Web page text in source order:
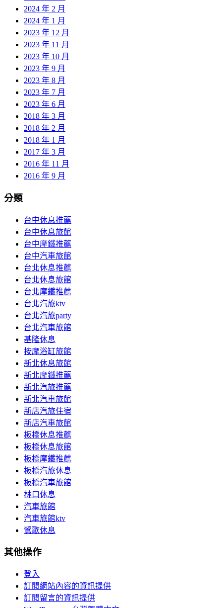
2024 年 2 月
2024 年 1 月
2023 年 12 月
2023 年 11 月
2023 年 10 月
2023 年 9 月
2023 年 8 月
2023 年 7 月
2023 年 6 月
2018 年 3 月
2018 年 2 月
2018 年 1 月
2017 年 3 月
2016 年 11 月
2016 年 9 月
分類
台中休息推薦
台中休息旅館
台中摩鐵推薦
台中汽車旅館
台北休息推薦
台北休息旅館
台北摩鐵推薦
台北汽旅ktv
台北汽旅party
台北汽車旅館
基隆休息
按摩浴缸旅館
新北休息旅館
新北摩鐵推薦
新北汽旅推薦
新北汽車旅館
新店汽旅住宿
新店汽車旅館
板橋休息推薦
板橋休息旅館
板橋摩鐵推薦
板橋汽旅休息
板橋汽車旅館
林口休息
汽車旅館
汽車旅館ktv
鶯歌休息
其他操作
登入
訂閱網站內容的資訊提供
訂閱留言的資訊提供